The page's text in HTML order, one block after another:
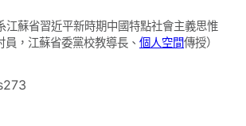
江蘇省習近平新時期中國特點社會主義思惟
，江蘇省委黨校教導長、 個人空間傳授）